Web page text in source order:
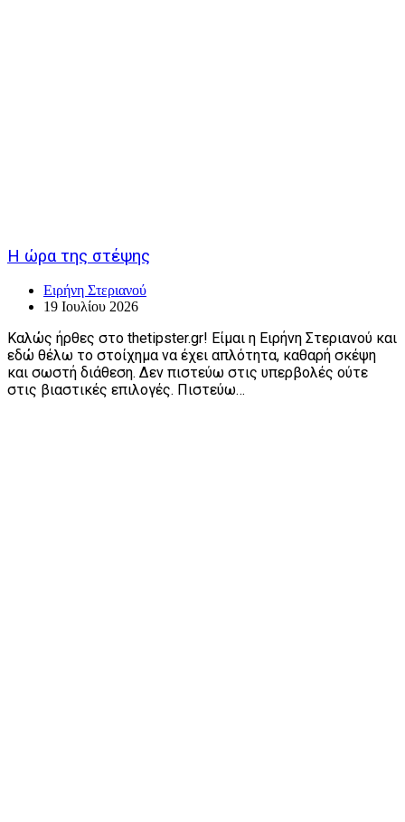
Η ώρα της στέψης
Ειρήνη Στεριανού
19 Ιουλίου 2026
Καλώς ήρθες στο thetipster.gr! Είμαι η Ειρήνη Στεριανού και
εδώ θέλω το στοίχημα να έχει απλότητα, καθαρή σκέψη
και σωστή διάθεση. Δεν πιστεύω στις υπερβολές ούτε
στις βιαστικές επιλογές. Πιστεύω…